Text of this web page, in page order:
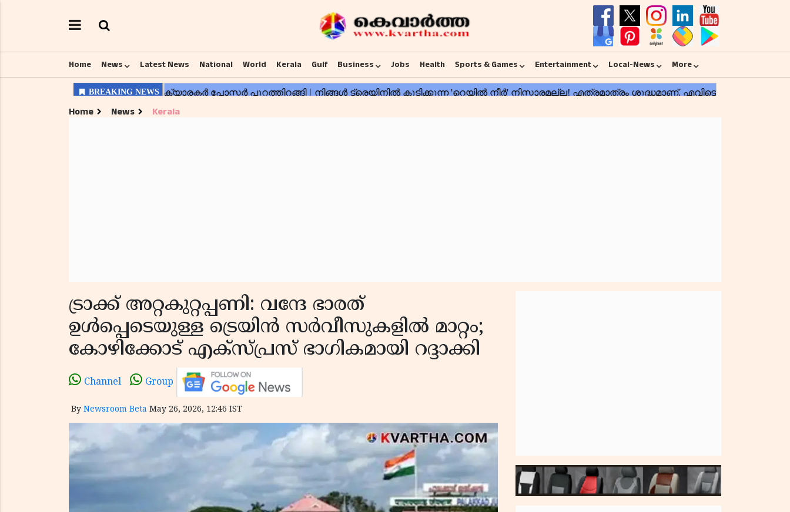
Home News Latest News National World Kerala Gulf Business Jobs Health Sports & Games Entertainment Local-News More
Home News Kerala
ട്രാക്ക് അറ്റകുറ്റപ്പണി: വന്ദേ ഭാരത്
ഉൾപ്പെടെയുള്ള ട്രെയിൻ സർവീസുകളിൽ മാറ്റം;
കോഴിക്കോട് എക്സ്പ്രസ് ഭാഗികമായി റദ്ദാക്കി
Channel Group
By Newsroom Beta May 26, 2026, 12:46 IST